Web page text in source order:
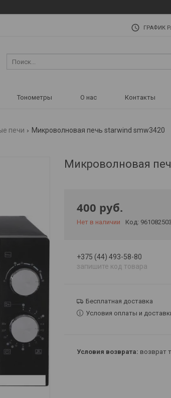
ГРАФИК
Тонометры О нас Контакты
печи Микроволновая печь starwind smw3420
Микроволновая
400 руб.
Нет в наличии Код: 961082503
+375 (44) 493-58-80
запишите код товара
Бесплатная доставка
Условия оплаты и
возврат